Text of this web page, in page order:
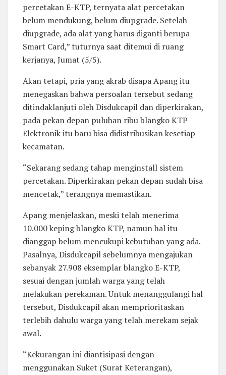
percetakan E-KTP, ternyata alat percetakan
belum mendukung, belum diupgrade. Setelah
diupgrade, ada alat yang harus diganti berupa
Smart Card,” tuturnya saat ditemui di ruang
kerjanya, Jumat (5/5).
Akan tetapi, pria yang akrab disapa Apang itu
menegaskan bahwa persoalan tersebut sedang
ditindaklanjuti oleh Disdukcapil dan diperkirakan,
pada pekan depan puluhan ribu blangko KTP
Elektronik itu baru bisa didistribusikan kesetiap
kecamatan.
“Sekarang sedang tahap menginstall sistem
percetakan. Diperkirakan pekan depan sudah bisa
mencetak,” terangnya memastikan.
Apang menjelaskan, meski telah menerima
10.000 keping blangko KTP, namun hal itu
dianggap belum mencukupi kebutuhan yang ada.
Pasalnya, Disdukcapil sebelumnya mengajukan
sebanyak 27.908 eksemplar blangko E-KTP,
sesuai dengan jumlah warga yang telah
melakukan perekaman. Untuk menanggulangi hal
tersebut, Disdukcapil akan memprioritaskan
terlebih dahulu warga yang telah merekam sejak
awal.
“Kekurangan ini diantisipasi dengan
menggunakan Suket (Surat Keterangan),